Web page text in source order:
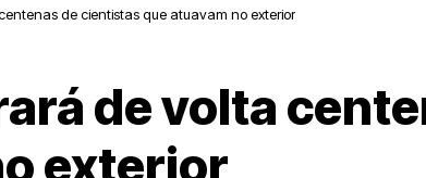
de cientistas que atuavam no exterior
de volta
exterior